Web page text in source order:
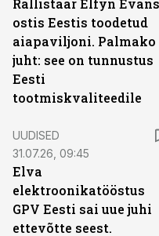
Rallistaar Elfyn Evans
ostis Eestis toodetud
aiapaviljoni. Palmako
juht: see on tunnustus
Eesti
tootmiskvaliteedile
UUDISED
31.07.26, 09:45
Elva
elektroonikatööstus
GPV Eesti sai uue juhi
ettevõtte seest.